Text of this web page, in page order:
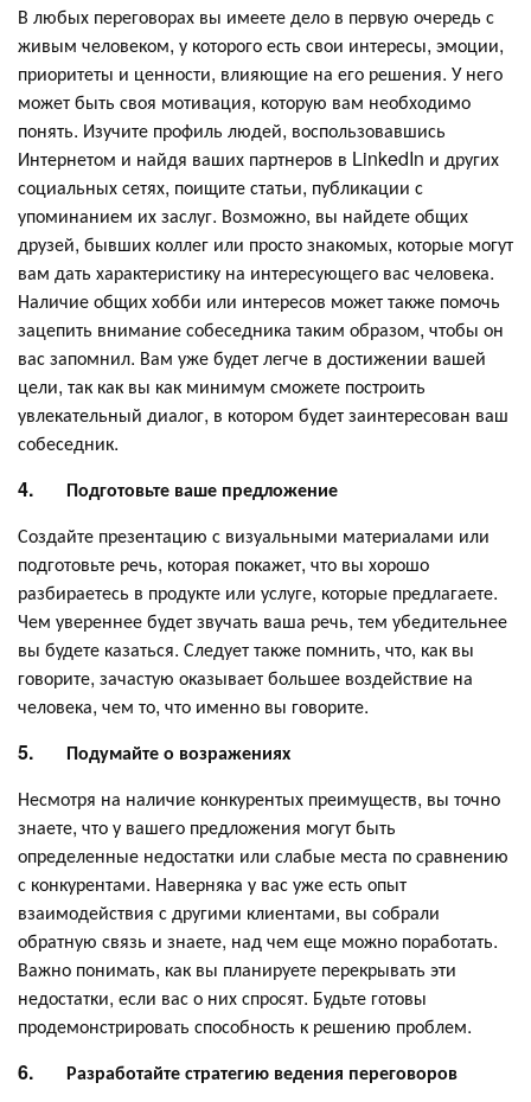
В любых переговорах вы имеете дело в первую очередь с
живым человеком, у которого есть свои интересы, эмоции,
приоритеты и ценности, влияющие на его решения. У него
может быть своя мотивация, которую вам необходимо
понять. Изучите профиль людей, воспользовавшись
Интернетом и найдя ваших партнеров в LinkedIn и других
социальных сетях, поищите статьи, публикации с
упоминанием их заслуг. Возможно, вы найдете общих
друзей, бывших коллег или просто знакомых, которые могут
вам дать характеристику на интересующего вас человека.
Наличие общих хобби или интересов может также помочь
зацепить внимание собеседника таким образом, чтобы он
вас запомнил. Вам уже будет легче в достижении вашей
цели, так как вы как минимум сможете построить
увлекательный диалог, в котором будет заинтересован ваш
собеседник.
4. Подготовьте ваше предложение
Создайте презентацию с визуальными материалами или
подготовьте речь, которая покажет, что вы хорошо
разбираетесь в продукте или услуге, которые предлагаете.
Чем увереннее будет звучать ваша речь, тем убедительнее
вы будете казаться. Следует также помнить, что, как вы
говорите, зачастую оказывает большее воздействие на
человека, чем то, что именно вы говорите.
5. Подумайте о возражениях
Несмотря на наличие конкурентых преимуществ, вы точно
знаете, что у вашего предложения могут быть
определенные недостатки или слабые места по сравнению
с конкурентами. Наверняка у вас уже есть опыт
взаимодействия с другими клиентами, вы собрали
обратную связь и знаете, над чем еще можно поработать.
Важно понимать, как вы планируете перекрывать эти
недостатки, если вас о них спросят. Будьте готовы
продемонстрировать способность к решению проблем.
6. Разработайте стратегию ведения переговоров